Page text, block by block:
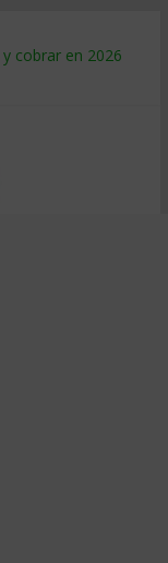
cobrar en 2026
caro
a tiempo
qué hacer
y venderle